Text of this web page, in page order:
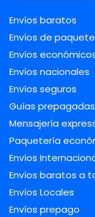
Envíos baratos
Envíos de
Envíos
Envíos nacionales
Envíos seguros
Guías prepagadas
Mensajería
Paquetería
Envíos
Envíos baratos a
Envíos Locales
Envíos prepago